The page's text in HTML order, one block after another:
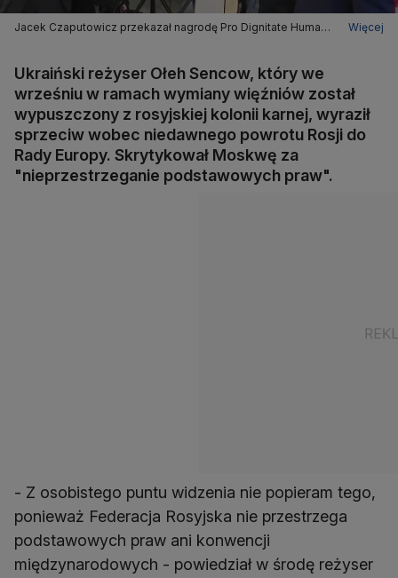
Jacek Czaputowicz przekazał nagrodę Pro Dignitate Humana
Więcej
Ukraiński reżyser Ołeh Sencow, który we
wrześniu w ramach wymiany więźniów został
wypuszczony z rosyjskiej kolonii karnej, wyraził
sprzeciw wobec niedawnego powrotu Rosji do
Rady Europy. Skrytykował Moskwę za
"nieprzestrzeganie podstawowych praw".
- Z osobistego puntu widzenia nie popieram tego,
ponieważ Federacja Rosyjska nie przestrzega
podstawowych praw ani konwencji
międzynarodowych - powiedział w środę reżyser